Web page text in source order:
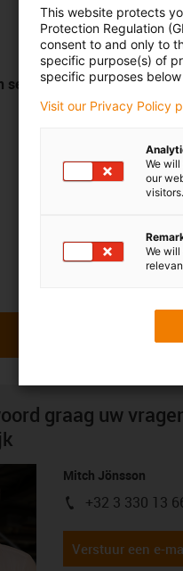
series:
graag uw
Mitch Jönsson
igus-icon-phone
+32 3 330 13
Verstuur een e-
This website protects
Protection Regulation
consent to and only to
specific purpose(s) of
specific purposes
Visit our Privacy Policy
We
our
visitors.
We